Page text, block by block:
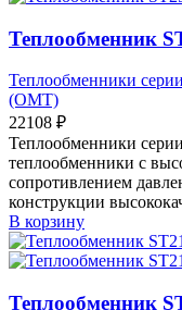
Теплообменник
Теплообменники
(OMT)
22108 ₽
Теплообменники
теплообменники с
сопротивлением
конструкции
В корзину
Теплообменник